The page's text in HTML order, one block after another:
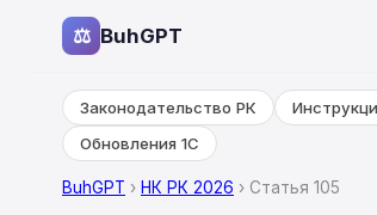
⚖ BuhGPT
Законодательство РК
Обновления 1С
BuhGPT › НК РК 2026 › Статья 105